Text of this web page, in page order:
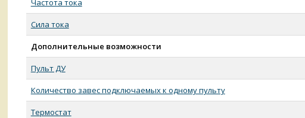
Частота тока
Сила тока
Дополнительные возможности
Пульт ДУ
Количество завес подключаемых к одному пульту
Термостат